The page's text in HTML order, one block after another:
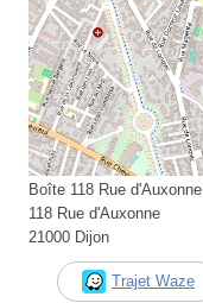
Boîte 118 Rue d'Auxonne
118 Rue d'Auxonne
21000 Dijon
Trajet Waze